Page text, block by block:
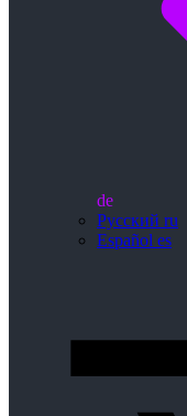
de
Русский ru
Español es